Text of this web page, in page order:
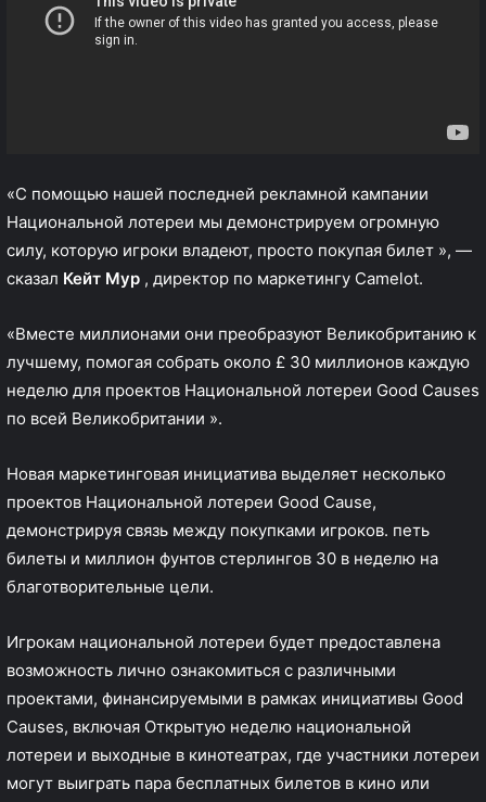
«С помощью нашей последней рекламной кампании
Национальной лотереи мы демонстрируем огромную
силу, которую игроки владеют, просто покупая билет », —
сказал Кейт Мур , директор по маркетингу Camelot.
«Вместе миллионами они преобразуют Великобританию к
лучшему, помогая собрать около £ 30 миллионов каждую
неделю для проектов Национальной лотереи Good Causes
по всей Великобритании ».
Новая маркетинговая инициатива выделяет несколько
проектов Национальной лотереи Good Cause,
демонстрируя связь между покупками игроков. петь
билеты и миллион фунтов стерлингов 30 в неделю на
благотворительные цели.
Игрокам национальной лотереи будет предоставлена
возможность лично ознакомиться с различными
проектами, финансируемыми в рамках инициативы Good
Causes, включая Открытую неделю национальной
лотереи и выходные в кинотеатрах, где участники лотереи
могут выиграть пара бесплатных билетов в кино или